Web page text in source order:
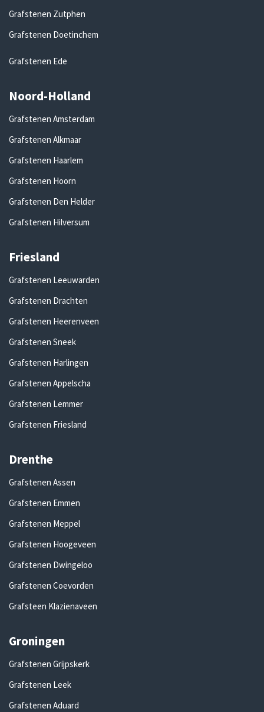
Grafstenen Zutphen
Grafstenen Doetinchem
Grafstenen Ede
Noord-Holland
Grafstenen Amsterdam
Grafstenen Alkmaar
Grafstenen Haarlem
Grafstenen Hoorn
Grafstenen Den Helder
Grafstenen Hilversum
Friesland
Grafstenen Leeuwarden
Grafstenen Drachten
Grafstenen Heerenveen
Grafstenen Sneek
Grafstenen Harlingen
Grafstenen Appelscha
Grafstenen Lemmer
Grafstenen Friesland
Drenthe
Grafstenen Assen
Grafstenen Emmen
Grafstenen Meppel
Grafstenen Hoogeveen
Grafstenen Dwingeloo
Grafstenen Coevorden
Grafsteen Klazienaveen
Groningen
Grafstenen Grijpskerk
Grafstenen Leek
Grafstenen Aduard